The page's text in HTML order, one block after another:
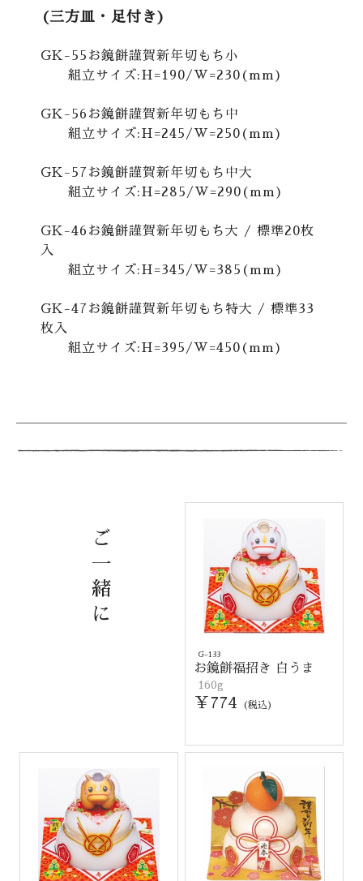
(三方皿・足付き)
GK-55お鏡餅謹賀新年切もち小
組立サイズ:H=190/W=230(mm)
GK-56お鏡餅謹賀新年切もち中
組立サイズ:H=245/W=250(mm)
GK-57お鏡餅謹賀新年切もち中大
組立サイズ:H=285/W=290(mm)
GK-46お鏡餅謹賀新年切もち大 / 標準20枚
入
組立サイズ:H=345/W=385(mm)
GK-47お鏡餅謹賀新年切もち特大 / 標準33
枚入
組立サイズ:H=395/W=450(mm)
ご
一
緒
に
G-133
お鏡餅福招き 白うま
160g
￥774 (税込)